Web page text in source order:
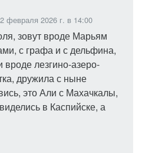
февраля 2026 г. в 14:00
зовут вроде Марьям
с графа и с дельфина,
лезгино-азеро-
дружила с ныне
это Али с Махачкалы,
в Каспийске, а